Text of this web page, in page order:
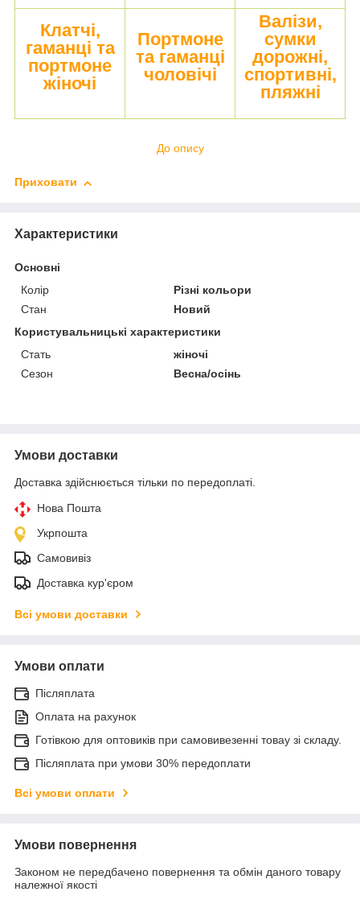
Клатчі,
гаманці та
портмоне
жіночі
Портмоне
та гаманці
чоловічі
Валізи,
сумки
дорожні,
спортивні,
пляжні
До опису
Приховати
Характеристики
Основні
Колір
Різні кольори
Стан
Новий
Користувальницькі характеристики
Стать
жіночі
Сезон
Весна/осінь
Умови доставки
Доставка здійснюється тільки по передоплаті.
Нова Пошта
Укрпошта
Самовивіз
Доставка кур'єром
Всі умови доставки
Умови оплати
Післяплата
Оплата на рахунок
Готівкою для оптовиків при самовивезенні товау зі складу.
Післяплата при умови 30% передоплати
Всі умови оплати
Умови повернення
Законом не передбачено повернення та обмін даного товару
належної якості